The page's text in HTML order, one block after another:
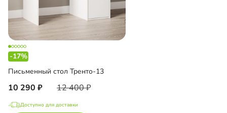
-17%
Письменный стол Тренто-13
10 290 12 400
Доступно для доставки